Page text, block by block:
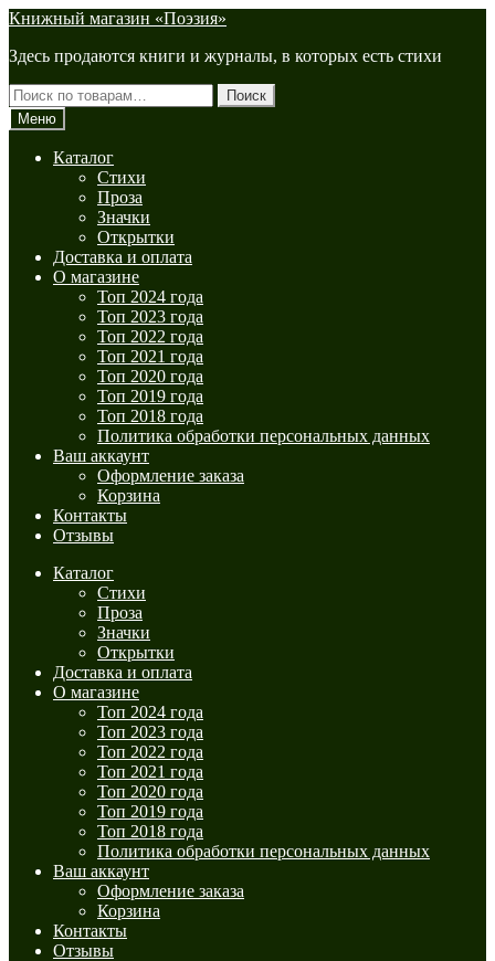
Перейти
навигации
Перейти
содержимому
Книжный магазин «Поэзия»
Здесь продаются книги и журналы, в которых есть стихи
Искать:
Поиск
Меню
Каталог
Стихи
Проза
Значки
Открытки
Доставка и оплата
О магазине
Топ 2024 года
Топ 2023 года
Топ 2022 года
Топ 2021 года
Топ 2020 года
Топ 2019 года
Топ 2018 года
Политика обработки персональных данных
Ваш аккаунт
Оформление заказа
Корзина
Контакты
Отзывы
Каталог
Стихи
Проза
Значки
Открытки
Доставка и оплата
О магазине
Топ 2024 года
Топ 2023 года
Топ 2022 года
Топ 2021 года
Топ 2020 года
Топ 2019 года
Топ 2018 года
Политика обработки персональных данных
Ваш аккаунт
Оформление заказа
Корзина
Контакты
Отзывы